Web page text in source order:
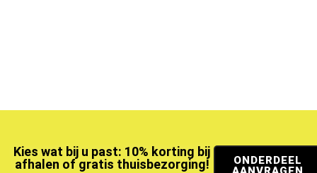
Kies wat bij u past: 10% korting bij
afhalen of gratis thuisbezorging!
ONDERDEEL